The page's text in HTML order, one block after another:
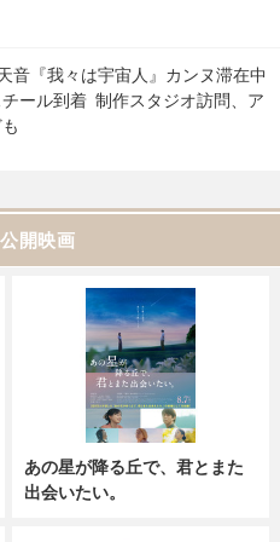
音『我々は宇宙人』カンヌ滞在中
ール到着 制作スタジオ訪問、ア
開映画
あの星が降る丘で、君とまた
出会いたい。